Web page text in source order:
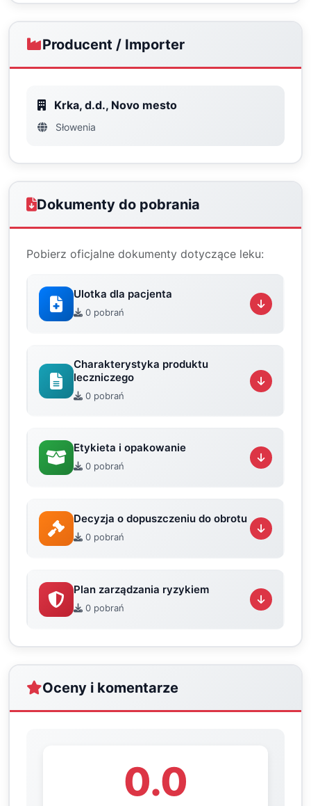
Producent / Importer
Krka, d.d., Novo mesto
Słowenia
Dokumenty do pobrania
Pobierz oficjalne dokumenty dotyczące leku:
Ulotka dla pacjenta
0 pobrań
Charakterystyka produktu
leczniczego
0 pobrań
Etykieta i opakowanie
0 pobrań
Decyzja o dopuszczeniu do obrotu
0 pobrań
Plan zarządzania ryzykiem
0 pobrań
Oceny i komentarze
0.0